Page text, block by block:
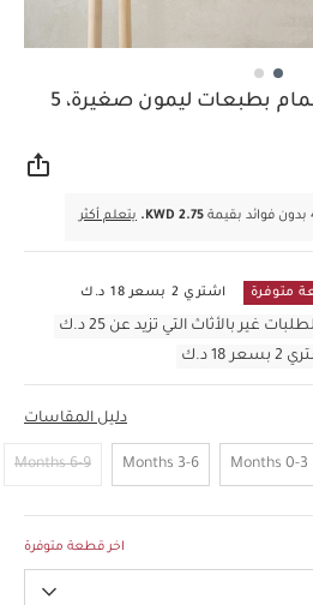
طقم بودي سوت بلا أكمام بطبعات ليمون صغيرة، 5
KWD 2.75. يتعلم أكثر
متوفرة اشتري 2 بسعر 18 د.ك
غير بالأثاث التي تزيد عن 25 د.ك
د.ك
دليل المقاسات
0-3 Months
3-6 Months
6-9 Months
اخر قطعة متوفرة